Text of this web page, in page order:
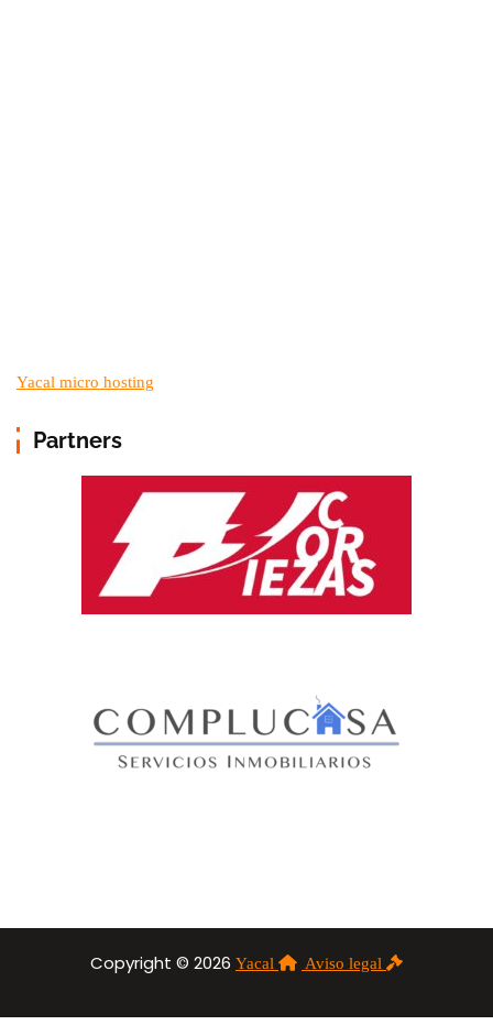
Yacal micro hosting
Partners
Copyright © 2026 Yacal Aviso legal